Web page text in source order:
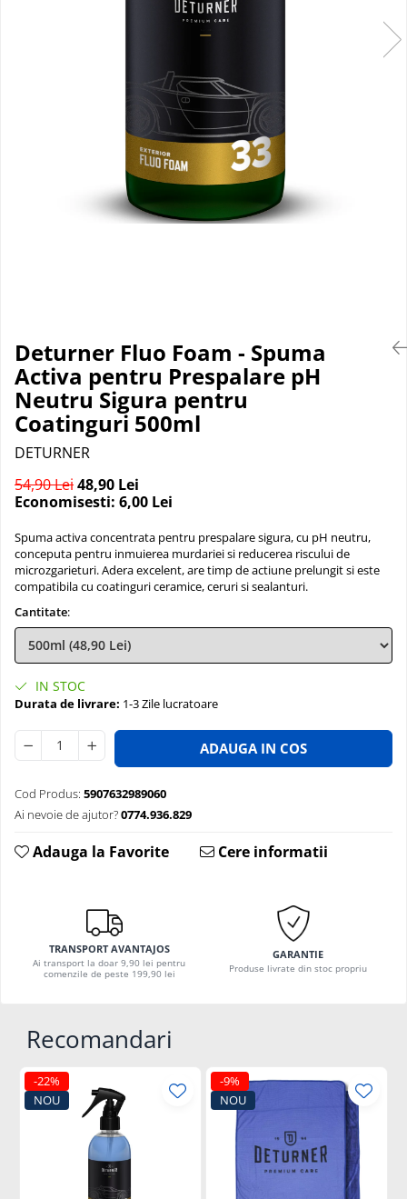
Deturner Fluo Foam - Spuma
Activa pentru Prespalare pH
Neutru Sigura pentru
Coatinguri 500ml
DETURNER
54,90 Lei48,90 Lei
Economisesti: 6,00 Lei
Spuma activa concentrata pentru prespalare sigura, cu pH neutru,
conceputa pentru inmuierea murdariei si reducerea riscului de
microzgarieturi. Adera excelent, are timp de actiune prelungit si este
compatibila cu coatinguri ceramice, ceruri si sealanturi.
Cantitate:
IN STOC
Durata de livrare: 1-3 Zile lucratoare
ADAUGA IN COS
Cod Produs: 5907632989060
Ai nevoie de ajutor?0774.936.829
Adauga la Favorite Cere informatii
TRANSPORT AVANTAJOS
Ai transport la doar 9,90 lei pentru
comenzile de peste 199,90 lei
GARANTIE
Produse livrate din stoc propriu
Recomandari
-22%
NOU
-9%
NOU